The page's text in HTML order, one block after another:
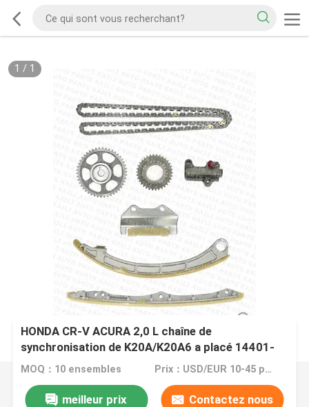
1 / 1
HONDA CR-V ACURA 2,0 L chaîne de
synchronisation de K20A/K20A6 a placé 14401-
PNA-004 170
MOQ：10 ensembles Prix：USD/EUR 10-45 per set
meilleur prix Contactez nous